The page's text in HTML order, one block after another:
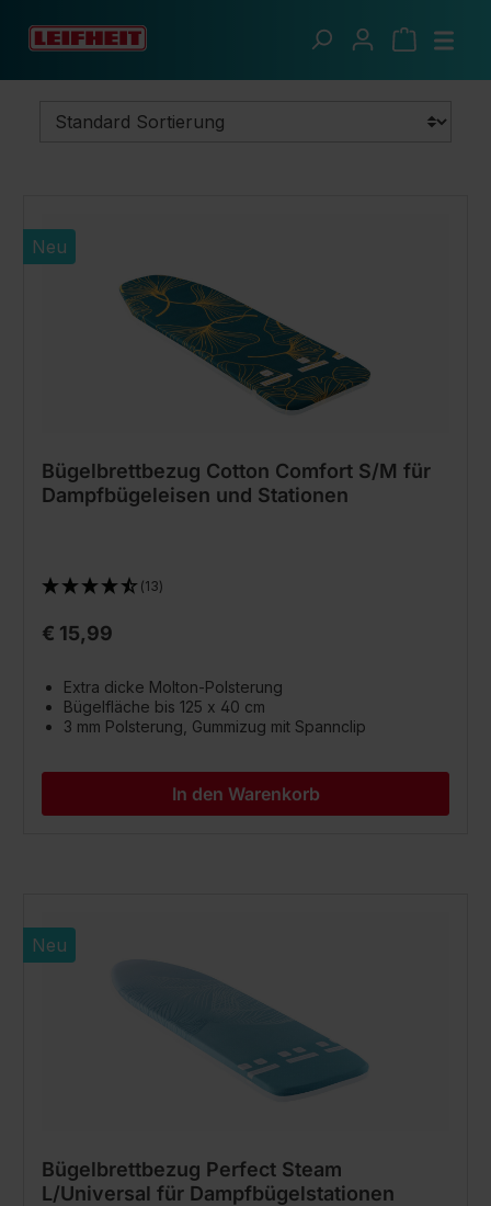
Zum Hauptinhalt springen
Neu
Bügelbrettbezug Cotton Comfort S/M für
Dampfbügeleisen und Stationen
(13)
€ 15,99
Extra dicke Molton-Polsterung
Bügelfläche bis 125 x 40 cm
3 mm Polsterung, Gummizug mit Spannclip
In den Warenkorb
Neu
Bügelbrettbezug Perfect Steam
L/Universal für Dampfbügelstationen